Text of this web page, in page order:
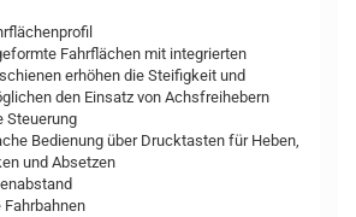
Fahrflächen mit integrierten
erhöhen die Steifigkeit und
den Einsatz von Achsfreihebern
Steuerung
Bedienung über Drucktasten für Heben,
und Absetzen